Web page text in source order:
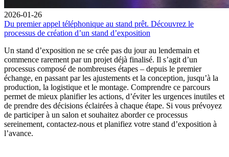
2026-01-26
Du premier appel téléphonique au stand prêt. Découvrez le
processus de création d’un stand d’exposition
Un stand d’exposition ne se crée pas du jour au lendemain et
commence rarement par un projet déjà finalisé. Il s’agit d’un
processus composé de nombreuses étapes – depuis le premier
échange, en passant par les ajustements et la conception, jusqu’à la
production, la logistique et le montage. Comprendre ce parcours
permet de mieux planifier les actions, d’éviter les urgences inutiles et
de prendre des décisions éclairées à chaque étape. Si vous prévoyez
de participer à un salon et souhaitez aborder ce processus
sereinement, contactez-nous et planifiez votre stand d’exposition à
l’avance.